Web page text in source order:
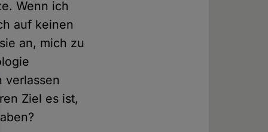
Wenn ich
auf keinen
an, mich zu
verlassen
Ziel es ist,